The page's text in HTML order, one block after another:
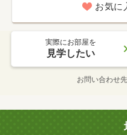
お気に
実際にお部屋を
見学したい
お問い合わせ先